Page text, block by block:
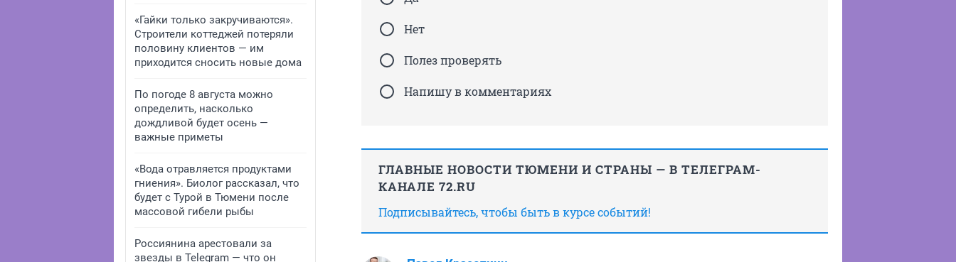
«Гайки только закручиваются».
Строители коттеджей потеряли
половину клиентов — им
приходится сносить новые дома
По погоде 8 августа можно
определить, насколько
дождливой будет осень —
важные приметы
«Вода отравляется продуктами
гниения». Биолог рассказал, что
будет с Турой в Тюмени после
массовой гибели рыбы
Россиянина арестовали за
звезды в Telegram — что он
Нет
Полез проверять
Напишу в комментариях
ГЛАВНЫЕ НОВОСТИ ТЮМЕНИ И СТРАНЫ — В ТЕЛЕГРАМ-
КАНАЛЕ 72.RU
Подписывайтесь, чтобы быть в курсе событий!